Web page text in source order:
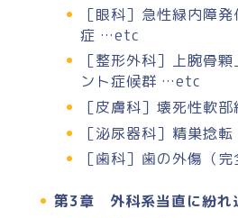
［眼科］急性緑内障
症 …etc
［整形外科］上腕骨
ント症候群 …etc
［皮膚科］壊死性軟
［泌尿器科］精巣捻
［歯科］歯の外傷（完
第3章 外科系当直に紛れ